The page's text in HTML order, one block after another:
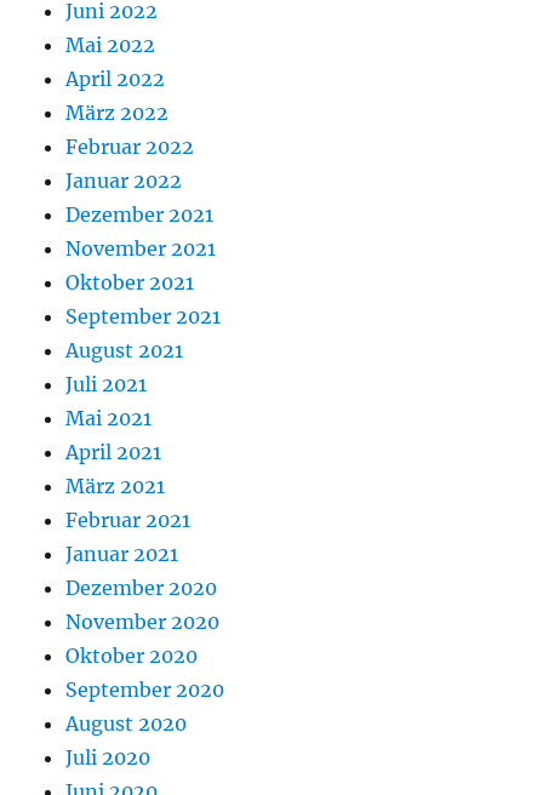
Juni 2022
Mai 2022
April 2022
März 2022
Februar 2022
Januar 2022
Dezember 2021
November 2021
Oktober 2021
September 2021
August 2021
Juli 2021
Mai 2021
April 2021
März 2021
Februar 2021
Januar 2021
Dezember 2020
November 2020
Oktober 2020
September 2020
August 2020
Juli 2020